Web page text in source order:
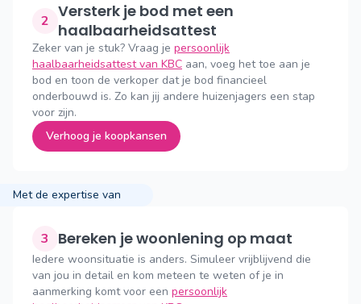
2 Versterk je bod met een
haalbaarheidsattest
Zeker van je stuk? Vraag je persoonlijk
haalbaarheidsattest van KBC aan, voeg het toe aan je
bod en toon de verkoper dat je bod financieel
onderbouwd is. Zo kan jij andere huizenjagers een stap
voor zijn.
Verhoog je koopkansen
Met de expertise van
3 Bereken je woonlening op maat
Iedere woonsituatie is anders. Simuleer vrijblijvend die
van jou in detail en kom meteen te weten of je in
aanmerking komt voor een persoonlijk